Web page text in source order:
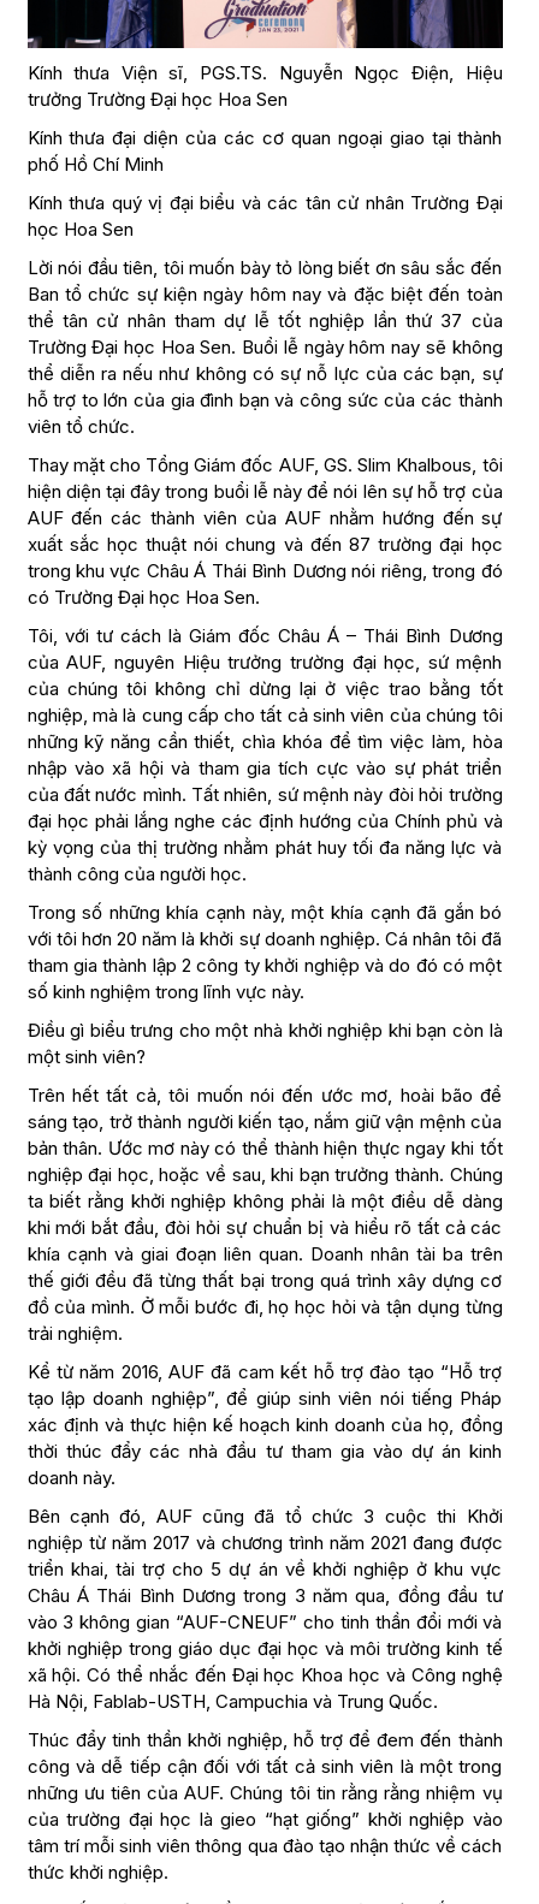
Kính thưa Viện sĩ, PGS.TS. Nguyễn Ngọc Điện, Hiệu
trưởng Trường Đại học Hoa Sen
Kính thưa đại diện của các cơ quan ngoại giao tại thành
phố Hồ Chí Minh
Kính thưa quý vị đại biểu và các tân cử nhân Trường Đại
học Hoa Sen
Lời nói đầu tiên, tôi muốn bày tỏ lòng biết ơn sâu sắc đến
Ban tổ chức sự kiện ngày hôm nay và đặc biệt đến toàn
thể tân cử nhân tham dự lễ tốt nghiệp lần thứ 37 của
Trường Đại học Hoa Sen. Buổi lễ ngày hôm nay sẽ không
thể diễn ra nếu như không có sự nỗ lực của các bạn, sự
hỗ trợ to lớn của gia đình bạn và công sức của các thành
viên tổ chức.
Thay mặt cho Tổng Giám đốc AUF, GS. Slim Khalbous, tôi
hiện diện tại đây trong buổi lễ này để nói lên sự hỗ trợ của
AUF đến các thành viên của AUF nhằm hướng đến sự
xuất sắc học thuật nói chung và đến 87 trường đại học
trong khu vực Châu Á Thái Bình Dương nói riêng, trong đó
có Trường Đại học Hoa Sen.
Tôi, với tư cách là Giám đốc Châu Á – Thái Bình Dương
của AUF, nguyên Hiệu trưởng trường đại học, sứ mệnh
của chúng tôi không chỉ dừng lại ở việc trao bằng tốt
nghiệp, mà là cung cấp cho tất cả sinh viên của chúng tôi
những kỹ năng cần thiết, chìa khóa để tìm việc làm, hòa
nhập vào xã hội và tham gia tích cực vào sự phát triển
của đất nước mình. Tất nhiên, sứ mệnh này đòi hỏi trường
đại học phải lắng nghe các định hướng của Chính phủ và
kỳ vọng của thị trường nhằm phát huy tối đa năng lực và
thành công của người học.
Trong số những khía cạnh này, một khía cạnh đã gắn bó
với tôi hơn 20 năm là khởi sự doanh nghiệp. Cá nhân tôi đã
tham gia thành lập 2 công ty khởi nghiệp và do đó có một
số kinh nghiệm trong lĩnh vực này.
Điều gì biểu trưng cho một nhà khởi nghiệp khi bạn còn là
một sinh viên?
Trên hết tất cả, tôi muốn nói đến ước mơ, hoài bão để
sáng tạo, trở thành người kiến tạo, nắm giữ vận mệnh của
bản thân. Ước mơ này có thể thành hiện thực ngay khi tốt
nghiệp đại học, hoặc về sau, khi bạn trưởng thành. Chúng
ta biết rằng khởi nghiệp không phải là một điều dễ dàng
khi mới bắt đầu, đòi hỏi sự chuẩn bị và hiểu rõ tất cả các
khía cạnh và giai đoạn liên quan. Doanh nhân tài ba trên
thế giới đều đã từng thất bại trong quá trình xây dựng cơ
đồ của mình. Ở mỗi bước đi, họ học hỏi và tận dụng từng
trải nghiệm.
Kể từ năm 2016, AUF đã cam kết hỗ trợ đào tạo “Hỗ trợ
tạo lập doanh nghiệp”, để giúp sinh viên nói tiếng Pháp
xác định và thực hiện kế hoạch kinh doanh của họ, đồng
thời thúc đẩy các nhà đầu tư tham gia vào dự án kinh
doanh này.
Bên cạnh đó, AUF cũng đã tổ chức 3 cuộc thi Khởi
nghiệp từ năm 2017 và chương trình năm 2021 đang được
triển khai, tài trợ cho 5 dự án về khởi nghiệp ở khu vực
Châu Á Thái Bình Dương trong 3 năm qua, đồng đầu tư
vào 3 không gian “AUF-CNEUF” cho tinh thần đổi mới và
khởi nghiệp trong giáo dục đại học và môi trường kinh tế
xã hội. Có thể nhắc đến Đại học Khoa học và Công nghệ
Hà Nội, Fablab-USTH, Campuchia và Trung Quốc.
Thúc đẩy tinh thần khởi nghiệp, hỗ trợ để đem đến thành
công và dễ tiếp cận đối với tất cả sinh viên là một trong
những ưu tiên của AUF. Chúng tôi tin rằng rằng nhiệm vụ
của trường đại học là gieo “hạt giống” khởi nghiệp vào
tâm trí mỗi sinh viên thông qua đào tạo nhận thức về cách
thức khởi nghiệp.